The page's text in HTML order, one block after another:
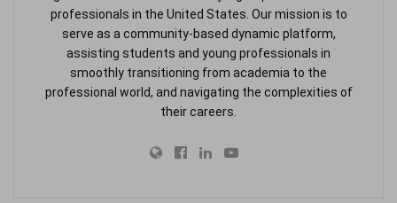
professionals in the United States. Our mission is to
serve as a community-based dynamic platform,
assisting students and young professionals in
smoothly transitioning from academia to the
professional world, and navigating the complexities of
their careers.